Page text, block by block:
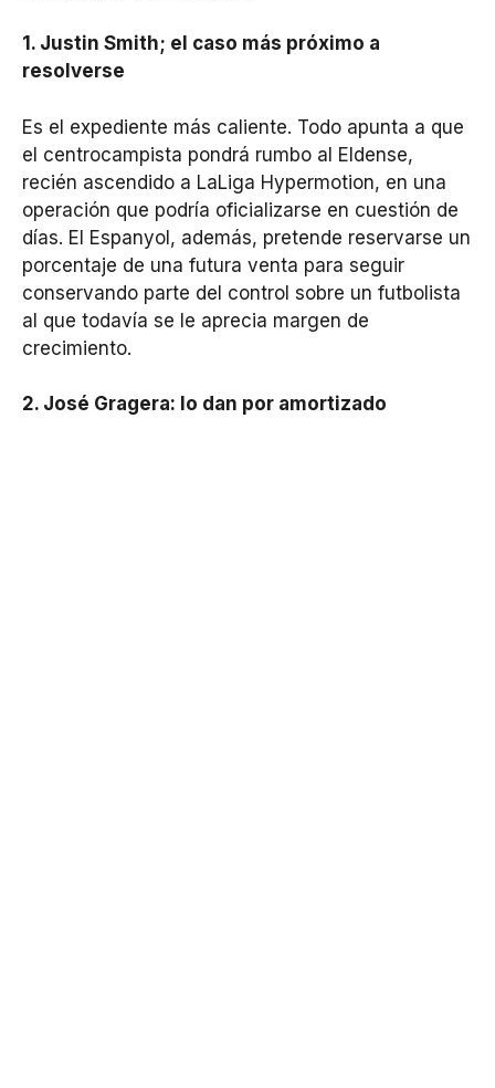
1. Justin Smith; el caso más próximo a
resolverse
Es el expediente más caliente. Todo apunta a que
el centrocampista pondrá rumbo al Eldense,
recién ascendido a LaLiga Hypermotion, en una
operación que podría oficializarse en cuestión de
días. El Espanyol, además, pretende reservarse un
porcentaje de una futura venta para seguir
conservando parte del control sobre un futbolista
al que todavía se le aprecia margen de
crecimiento.
2. José Gragera: lo dan por amortizado